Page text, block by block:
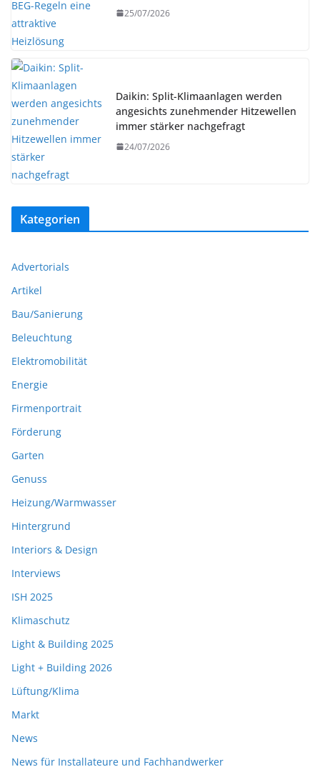
25/07/2026
Daikin: Split-Klimaanlagen werden
angesichts zunehmender Hitzewellen
immer stärker nachgefragt
24/07/2026
Kategorien
Advertorials
Artikel
Bau/Sanierung
Beleuchtung
Elektromobilität
Energie
Firmenportrait
Förderung
Garten
Genuss
Heizung/Warmwasser
Hintergrund
Interiors & Design
Interviews
ISH 2025
Klimaschutz
Light & Building 2025
Light + Building 2026
Lüftung/Klima
Markt
News
News für Installateure und Fachhandwerker